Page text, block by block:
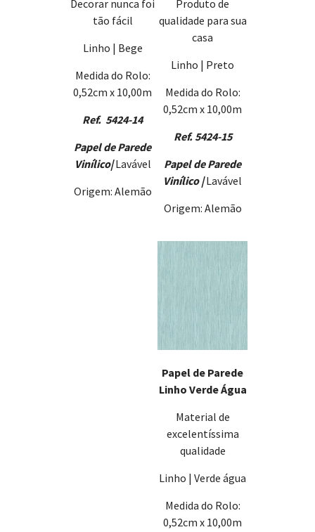
Decorar nunca foi
tão fácil
Linho | Bege
Medida do Rolo:
0,52cm x 10,00m
Ref. 5424-14
Papel de Parede
Vinílico|Lavável
Origem: Alemão
Produto de
qualidade para sua
casa
Linho | Preto
Medida do Rolo:
0,52cm x 10,00m
Ref. 5424-15
Papel de Parede
Vinílico |Lavável
Origem: Alemão
Papel de Parede
Linho Verde Água
Material de
excelentíssima
qualidade
Linho | Verde água
Medida do Rolo:
0,52cm x 10,00m